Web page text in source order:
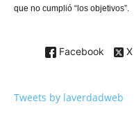
que no cumplió “los objetivos”.
Facebook X
Tweets by laverdadweb